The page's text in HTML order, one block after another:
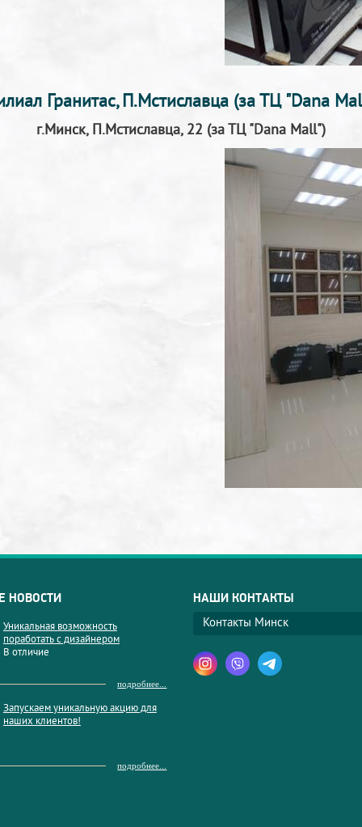
Гранитас, П.Мстиславца (за ТЦ "Dana
г.Минск, П.Мстиславца, 22 (за ТЦ "Dana Mall")
НОВОСТИ
Уникальная возможность
поработать с дизайнером
В отличие
подробнее...
Запускаем уникальную акцию для
наших клиентов!
подробнее...
НАШИ КОНТАКТЫ
Контакты Минск